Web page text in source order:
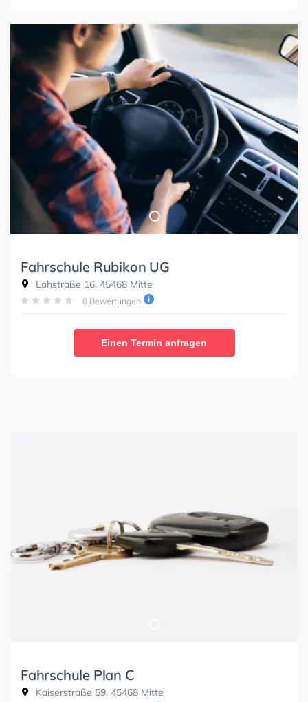
Fahrschule Rubikon UG
Löhstraße 16, 45468 Mitte
0 Bewertungen
Einen Termin anfragen
Fahrschule Plan C
Kaiserstraße 59, 45468 Mitte